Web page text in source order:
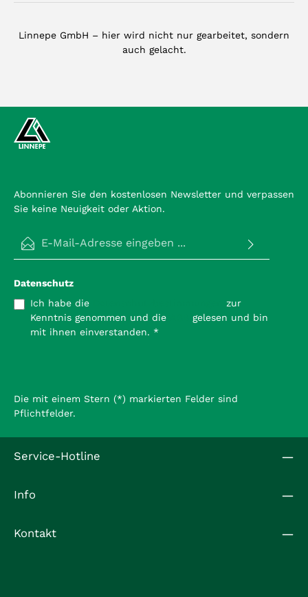
Linnepe GmbH – hier wird nicht nur gearbeitet, sondern
auch gelacht.
Abonnieren Sie den kostenlosen Newsletter und verpassen
Sie keine Neuigkeit oder Aktion.
Datenschutz
Ich habe die
zur
Kenntnis genommen und die
gelesen und bin
mit ihnen einverstanden. *
Die mit einem Stern (*) markierten Felder sind
Pflichtfelder.
Service-Hotline
Info
Kontakt